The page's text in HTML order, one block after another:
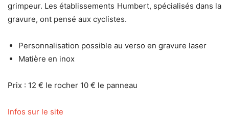
grimpeur. Les établissements Humbert, spécialisés dans la
gravure, ont pensé aux cyclistes.
Personnalisation possible au verso en gravure laser
Matière en inox
Prix : 12 € le rocher 10 € le panneau
Infos sur le site